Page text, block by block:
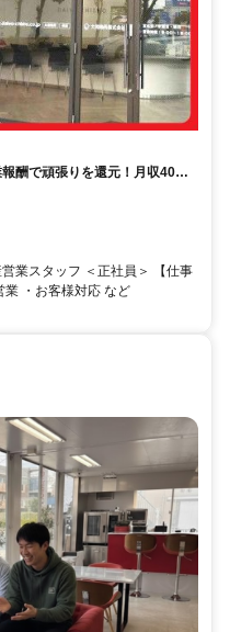
酬で頑張りを還元！月収40万
業スタッフ ＜正社員＞ 【仕事
業 ・お客様対応 など